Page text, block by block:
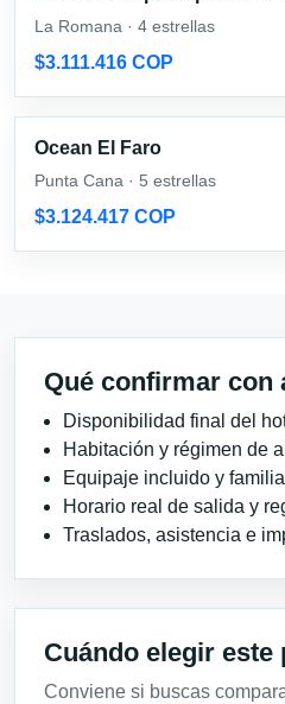
La Romana · 4 estrellas
$3.111.416 COP
Ocean El Faro
Punta Cana · 5 estrellas
$3.124.417 COP
Qué confirmar con
Disponibilidad final del
Habitación y régimen de
Equipaje incluido y
Horario real de salida y
Traslados, asistencia e
Cuándo elegir este
Conviene si buscas